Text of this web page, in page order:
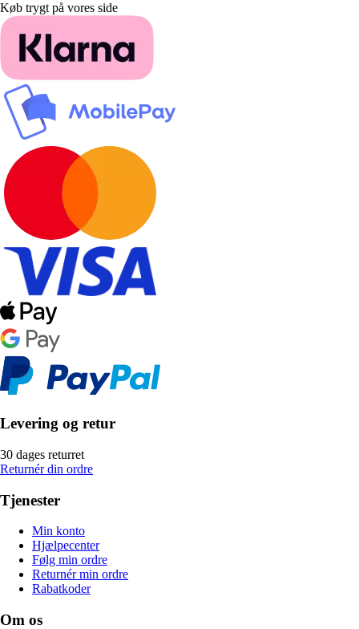
Køb trygt på vores side
Levering og retur
30 dages returret
Returnér din ordre
Tjenester
Min konto
Hjælpecenter
Følg min ordre
Returnér min ordre
Rabatkoder
Om os